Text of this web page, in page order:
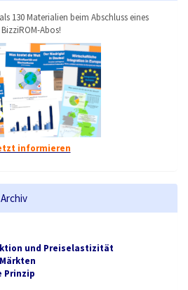
130 Materialien beim Abschluss eines
BizziROM-Abos!
informieren
und Preiselastizität
Prinzip